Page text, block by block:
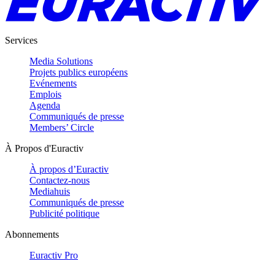
Services
Media Solutions
Projets publics européens
Evénements
Emplois
Agenda
Communiqués de presse
Members’ Circle
À Propos d'Euractiv
À propos d’Euractiv
Contactez-nous
Mediahuis
Communiqués de presse
Publicité politique
Abonnements
Euractiv Pro